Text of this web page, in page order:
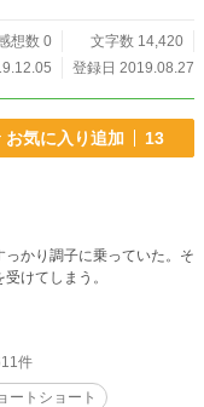
想数 0
文字数 14,420
登録日 2019.08.27
お気に入り追加 13
かり調子に乗っていた。そ
けてしまう。
件
ートショート